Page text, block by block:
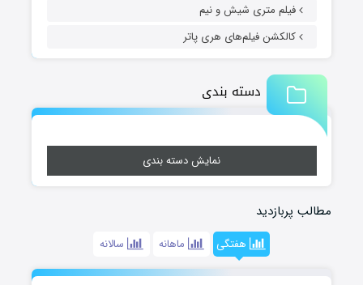
فیلم متری شیش و نیم
کالکشن فیلم‌های هری پاتر
دسته بندی
نمایش دسته بندی
مطالب پربازدید
هفتگی ماهانه سالانه